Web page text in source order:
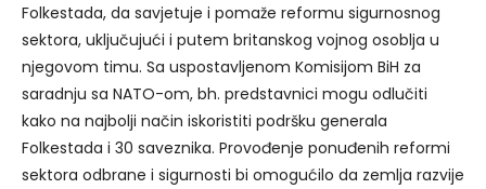
Folkestada, da savjetuje i pomaže reformu sigurnosnog
sektora, uključujući i putem britanskog vojnog osoblja u
njegovom timu. Sa uspostavljenom Komisijom BiH za
saradnju sa NATO-om, bh. predstavnici mogu odlučiti
kako na najbolji način iskoristiti podršku generala
Folkestada i 30 saveznika. Provođenje ponuđenih reformi
sektora odbrane i sigurnosti bi omogućilo da zemlja razvije